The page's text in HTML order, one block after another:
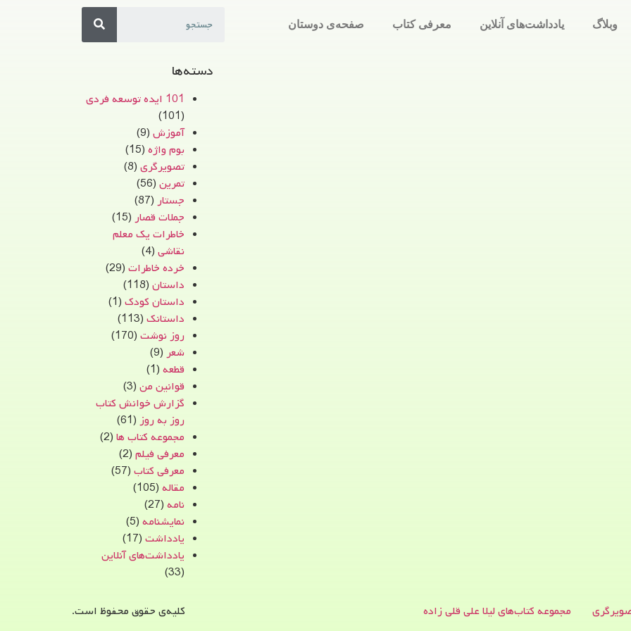
وبلاگ یادداشت‌های آنلاین معرفی کتاب صفحه‌ی دوستان
دسته‌ها
101 ایده توسعه فردی
(101)
آموزش(9)
بوم واژه(15)
تصویرگری(8)
تمرین(56)
جستار(87)
جملات قصار(15)
خاطرات یک معلم
نقاشی(4)
خرده خاطرات(29)
داستان(118)
داستان کودک(1)
داستانک(113)
روز نوشت(170)
شعر(9)
قطعه(1)
قوانین من(3)
گزارش خوانش کتاب
روز به روز(61)
مجموعه کتاب ها(2)
معرفی فیلم(2)
معرفی کتاب(57)
مقاله(105)
نامه(27)
نمایشنامه(5)
یادداشت(17)
یادداشت‌های آنلاین
(33)
مجموعه کتاب‌های لیلا علی قلی زاده کلیه‌ی حقوق محفوظ است.